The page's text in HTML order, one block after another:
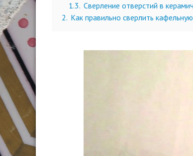
1.3. Сверление отверстий в
2. Как правильно сверлить